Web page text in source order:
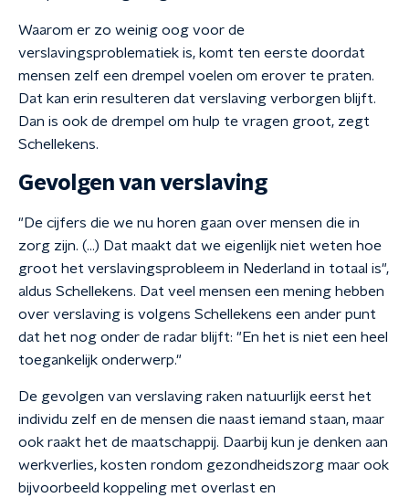
Waarom er zo weinig oog voor de
verslavingsproblematiek is, komt ten eerste doordat
mensen zelf een drempel voelen om erover te praten.
Dat kan erin resulteren dat verslaving verborgen blijft.
Dan is ook de drempel om hulp te vragen groot, zegt
Schellekens.
Gevolgen van verslaving
"De cijfers die we nu horen gaan over mensen die in
zorg zijn. (...) Dat maakt dat we eigenlijk niet weten hoe
groot het verslavingsprobleem in Nederland in totaal is",
aldus Schellekens. Dat veel mensen een mening hebben
over verslaving is volgens Schellekens een ander punt
dat het nog onder de radar blijft: "En het is niet een heel
toegankelijk onderwerp."
De gevolgen van verslaving raken natuurlijk eerst het
individu zelf en de mensen die naast iemand staan, maar
ook raakt het de maatschappij. Daarbij kun je denken aan
werkverlies, kosten rondom gezondheidszorg maar ook
bijvoorbeeld koppeling met overlast en